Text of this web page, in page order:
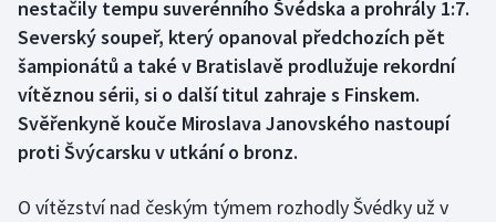
Curling
Dostihy
Florbal
Futsal
nestačily tempu suverénního Švédska a prohrály 1:7.
Severský soupeř, který opanoval předchozích pět
šampionátů a také v Bratislavě prodlužuje rekordní
vítěznou sérii, si o další titul zahraje s Finskem.
Svěřenkyně kouče Miroslava Janovského nastoupí
proti Švýcarsku v utkání o bronz.
O vítězství nad českým týmem rozhodly Švédky už v